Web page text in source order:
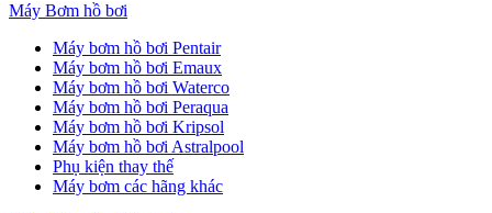
Máy Bơm hồ bơi
Máy bơm hồ bơi Pentair
Máy bơm hồ bơi Emaux
Máy bơm hồ bơi Waterco
Máy bơm hồ bơi Peraqua
Máy bơm hồ bơi Kripsol
Máy bơm hồ bơi Astralpool
Phụ kiện thay thế
Máy bơm các hãng khác